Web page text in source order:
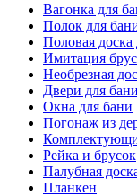
Вагонка для
Полок для
Половая доска
Имитация
Необрезная
Двери для бани
Окна для бани
Погонаж из
Рейка и брусок
Палубная
Планкен